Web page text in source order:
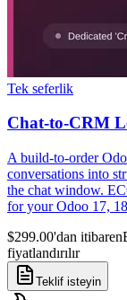
Tek seferlik
Chat-to-CRM
A build-to-order
conversations into
the chat window.
for your Odoo 17,
$299.00'dan itibaren
fiyatlandırılır
Teklif isteyin